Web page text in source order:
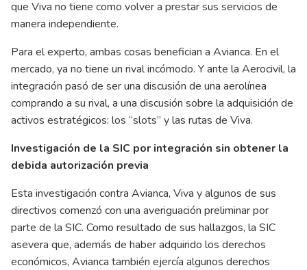
que Viva no tiene como volver a prestar sus servicios de
manera independiente.
Para el experto, ambas cosas benefician a Avianca. En el
mercado, ya no tiene un rival incómodo. Y ante la Aerocivil, la
integración pasó de ser una discusión de una aerolínea
comprando a su rival, a una discusión sobre la adquisición de
activos estratégicos: los “slots” y las rutas de Viva.
Investigación de la SIC por integración sin obtener la
debida autorización previa
Esta investigación contra Avianca, Viva y algunos de sus
directivos comenzó con una averiguación preliminar por
parte de la SIC. Como resultado de sus hallazgos, la SIC
asevera que, además de haber adquirido los derechos
económicos, Avianca también ejercía algunos derechos